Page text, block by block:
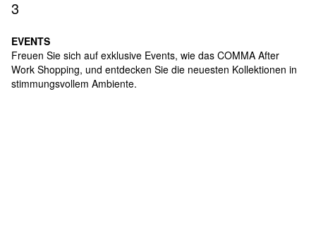
3
EVENTS
Freuen Sie sich auf exklusive Events, wie das COMMA After
Work Shopping, und entdecken Sie die neuesten Kollektionen in
stimmungsvollem Ambiente.